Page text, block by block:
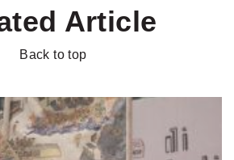
Article
Back to top